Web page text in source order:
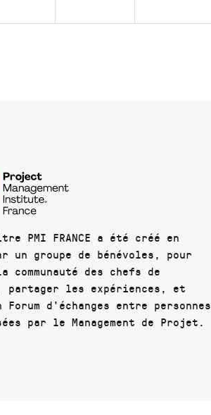
PMI FRANCE a été créé en
un groupe de bénévoles, pour
communauté des chefs de
partager les expériences, et
Forum d'échanges entre personnes
par le Management de Projet.